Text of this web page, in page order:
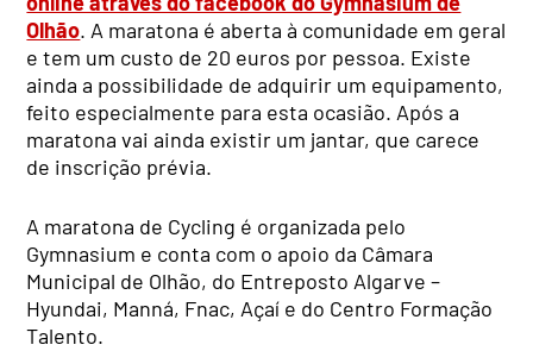
Olhão. A maratona é aberta à comunidade em geral
e tem um custo de 20 euros por pessoa. Existe
ainda a possibilidade de adquirir um equipamento,
feito especialmente para esta ocasião. Após a
maratona vai ainda existir um jantar, que carece
de inscrição prévia.
A maratona de Cycling é organizada pelo
Gymnasium e conta com o apoio da Câmara
Municipal de Olhão, do Entreposto Algarve –
Hyundai, Manná, Fnac, Açaí e do Centro Formação
Talento.